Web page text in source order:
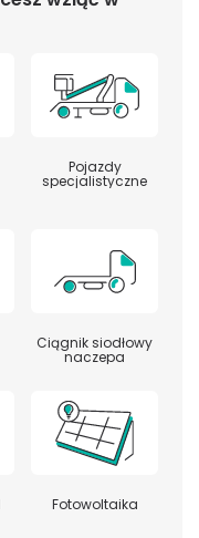
Pojazdy
specjalistyczne
Ciągnik siodłowy
naczepa
Fotowoltaika